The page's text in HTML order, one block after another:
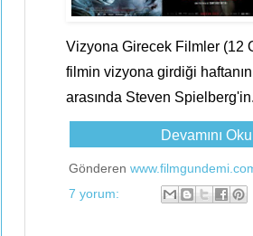
Vizyona Girecek Filmler (12
filmin vizyona girdiği
arasında Steven
Devamını
Gönderen
7 yorum: